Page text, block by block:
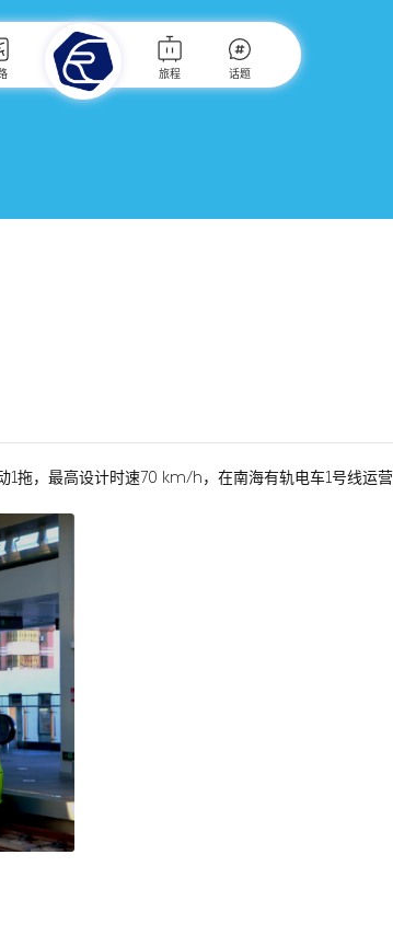
旅程 话题
拖，最高设计时速70 km/h，在南海有轨电车1号线运营